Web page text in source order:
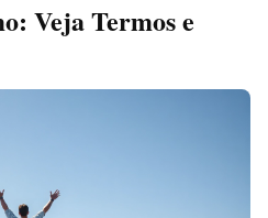
Veja Termos e